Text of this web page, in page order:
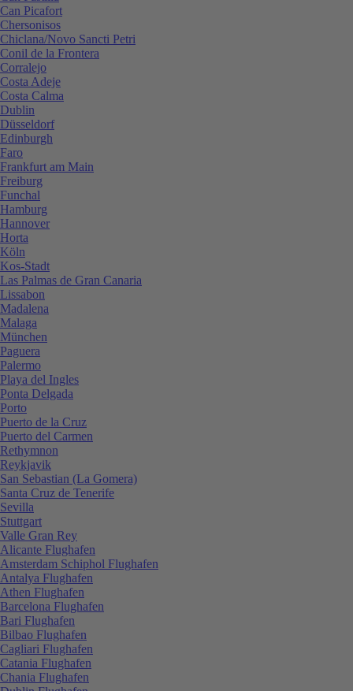
Can Picafort
Chersonisos
Chiclana/Novo Sancti Petri
Conil de la Frontera
Corralejo
Costa Adeje
Costa Calma
Dublin
Düsseldorf
Edinburgh
Faro
Frankfurt am Main
Freiburg
Funchal
Hamburg
Hannover
Horta
Köln
Kos-Stadt
Las Palmas de Gran Canaria
Lissabon
Madalena
Malaga
München
Paguera
Palermo
Playa del Ingles
Ponta Delgada
Porto
Puerto de la Cruz
Puerto del Carmen
Rethymnon
Reykjavik
San Sebastian (La Gomera)
Santa Cruz de Tenerife
Sevilla
Stuttgart
Valle Gran Rey
Alicante Flughafen
Amsterdam Schiphol Flughafen
Antalya Flughafen
Athen Flughafen
Barcelona Flughafen
Bari Flughafen
Bilbao Flughafen
Cagliari Flughafen
Catania Flughafen
Chania Flughafen